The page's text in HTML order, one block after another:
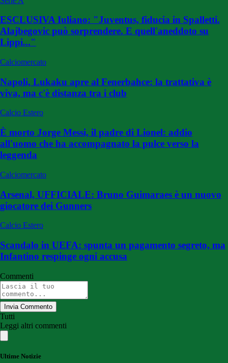
ESCLUSIVA Iuliano: "Juventus, fiducia in Spalletti.
Alajbegovic può sorprendere. E quell'aneddoto su
Lippi..."
Calciomercato
Napoli, Lukaku apre al Fenerbahce: la trattativa è
viva, ma c'è distanza tra i club
Calcio Estero
È morto Jorge Messi, il padre di Lionel: addio
all'uomo che ha accompagnato la pulce verso la
leggenda
Calciomercato
Arsenal, UFFICIALE: Bruno Guimaraes è un nuovo
giocatore dei Gunners
Calcio Estero
Scandalo in UEFA: spunta un pagamento segreto, ma
Infantino respinge ogni accusa
Commenti
Invia Commento
Tutti
Leggi altri commenti
Ultime Notizie